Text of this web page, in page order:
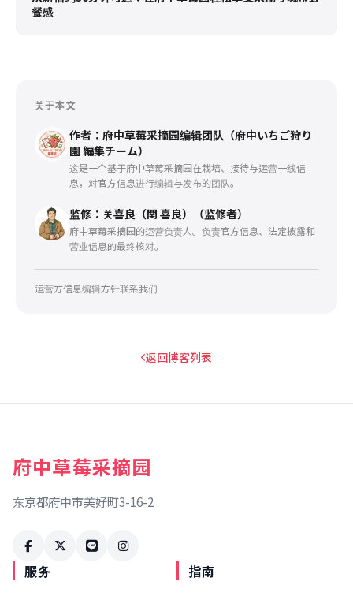
餐感
关于本文
作者：府中草莓采摘园编辑团队（府中いちご狩り
園 編集チーム）
这是一个基于府中草莓采摘园在栽培、接待与运营一线信
息，对官方信息进行编辑与发布的团队。
监修：关喜良（関 喜良）（监修者）
府中草莓采摘园的运营负责人。负责官方信息、法定披露和
营业信息的最终核对。
运营方信息编辑方针联系我们
返回博客列表
府中草莓采摘园
东京都府中市美好町3-16-2
服务 指南